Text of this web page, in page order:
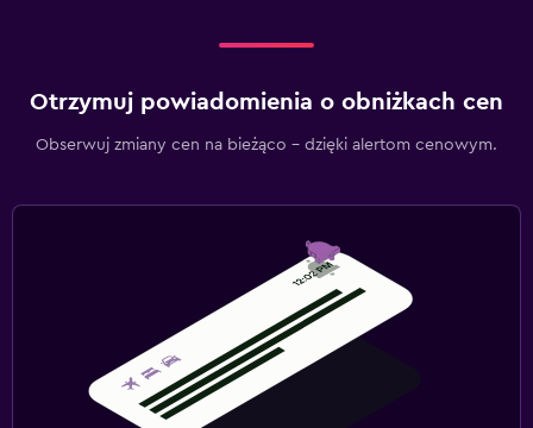
Otrzymuj powiadomienia o obniżkach cen
Obserwuj zmiany cen na bieżąco – dzięki alertom cenowym.